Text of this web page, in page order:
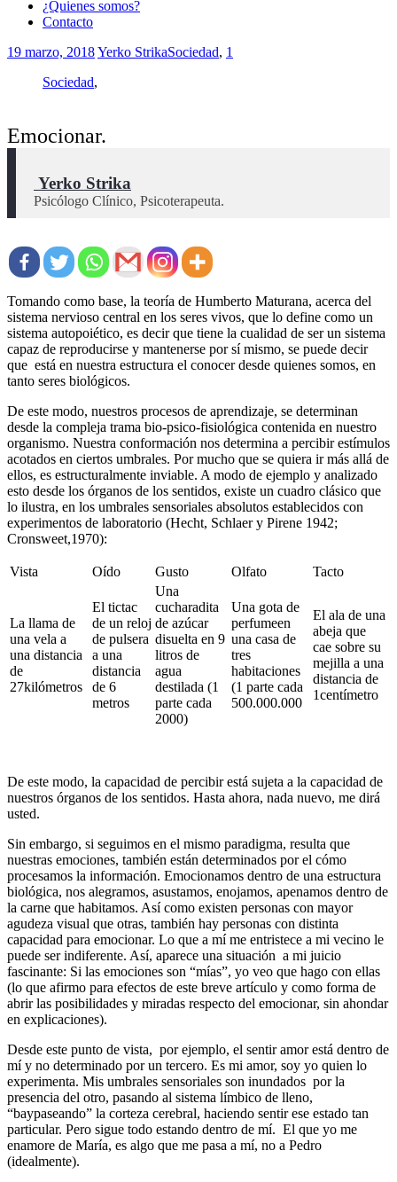
¿Quienes somos?
Contacto
19 marzo, 2018Yerko StrikaSociedad, 1
Sociedad,
Emocionar.
Yerko Strika
Psicólogo Clínico, Psicoterapeuta.
Tomando como base, la teoría de Humberto Maturana, acerca del
sistema nervioso central en los seres vivos, que lo define como un
sistema autopoiético, es decir que tiene la cualidad de ser un sistema
capaz de reproducirse y mantenerse por sí mismo, se puede decir
que está en nuestra estructura el conocer desde quienes somos, en
tanto seres biológicos.
De este modo, nuestros procesos de aprendizaje, se determinan
desde la compleja trama bio-psico-fisiológica contenida en nuestro
organismo. Nuestra conformación nos determina a percibir estímulos
acotados en ciertos umbrales. Por mucho que se quiera ir más allá de
ellos, es estructuralmente inviable. A modo de ejemplo y analizado
esto desde los órganos de los sentidos, existe un cuadro clásico que
lo ilustra, en los umbrales sensoriales absolutos establecidos con
experimentos de laboratorio (Hecht, Schlaer y Pirene 1942;
Cronsweet,1970):
Vista Oído Gusto Olfato Tacto
La llama de
una vela a
una distancia
de
27kilómetros
El tictac
de un reloj
de pulsera
a una
distancia
de 6
metros
Una
cucharadita
de azúcar
disuelta en 9
litros de
agua
destilada (1
parte cada
2000)
Una gota de
perfumeen
una casa de
tres
habitaciones
(1 parte cada
500.000.000
El ala de una
abeja que
cae sobre su
mejilla a una
distancia de
1centímetro
De este modo, la capacidad de percibir está sujeta a la capacidad de
nuestros órganos de los sentidos. Hasta ahora, nada nuevo, me dirá
usted.
Sin embargo, si seguimos en el mismo paradigma, resulta que
nuestras emociones, también están determinados por el cómo
procesamos la información. Emocionamos dentro de una estructura
biológica, nos alegramos, asustamos, enojamos, apenamos dentro de
la carne que habitamos. Así como existen personas con mayor
agudeza visual que otras, también hay personas con distinta
capacidad para emocionar. Lo que a mí me entristece a mi vecino le
puede ser indiferente. Así, aparece una situación a mi juicio
fascinante: Si las emociones son “mías”, yo veo que hago con ellas
(lo que afirmo para efectos de este breve artículo y como forma de
abrir las posibilidades y miradas respecto del emocionar, sin ahondar
en explicaciones).
Desde este punto de vista, por ejemplo, el sentir amor está dentro de
mí y no determinado por un tercero. Es mi amor, soy yo quien lo
experimenta. Mis umbrales sensoriales son inundados por la
presencia del otro, pasando al sistema límbico de lleno,
“baypaseando” la corteza cerebral, haciendo sentir ese estado tan
particular. Pero sigue todo estando dentro de mí. El que yo me
enamore de María, es algo que me pasa a mí, no a Pedro
(idealmente).